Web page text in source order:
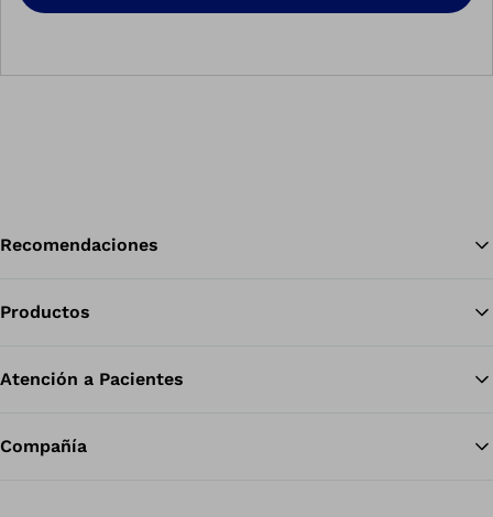
Recomendaciones
Productos
Atención a Pacientes
Compañía